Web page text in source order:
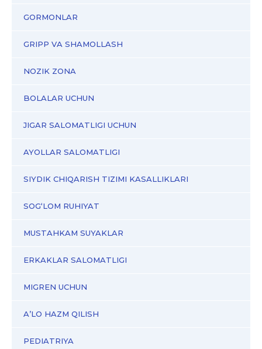
GORMONLAR
GRIPP VA SHAMOLLASH
NOZIK ZONA
BOLALAR UCHUN
JIGAR SALOMATLIGI UCHUN
AYOLLAR SALOMATLIGI
SIYDIK CHIQARISH TIZIMI KASALLIKLARI
SOG‘LOM RUHIYAT
MUSTAHKAM SUYAKLAR
ERKAKLAR SALOMATLIGI
MIGREN UCHUN
A’LO HAZM QILISH
PEDIATRIYA